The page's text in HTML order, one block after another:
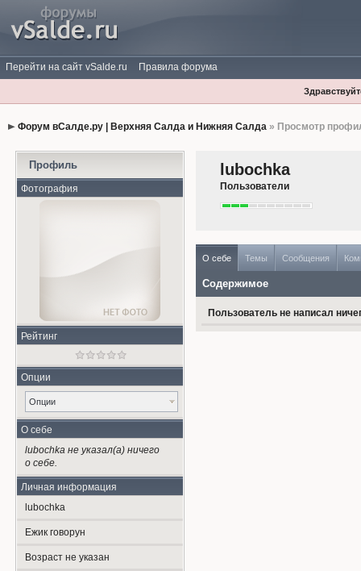
Перейти на сайт vSalde.ru Правила форума
Форум вСалде.ру | Верхняя Салда и Нижняя Салда» Просмотр
Профиль
Фотография
Рейтинг
Опции
Опции
О себе
lubochka не указал(а) ничего
о себе.
Личная информация
lubochka
Ежик говорун
Возраст не указан
lubochka
Пользователи
О себе Темы Сообщения
Содержимое
Пользователь не написал